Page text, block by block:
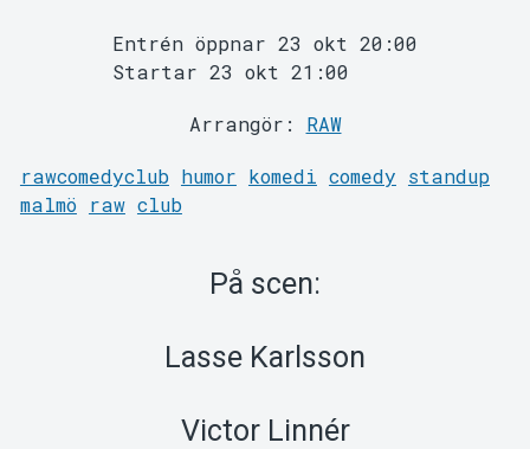
Support
Om Tickster
Entrén öppnar 23 okt 20:00
Startar 23 okt 21:00
Arrangör: RAW
rawcomedyclub humor komedi comedy standup
malmö raw club
På scen:
Lasse Karlsson
Victor Linnér